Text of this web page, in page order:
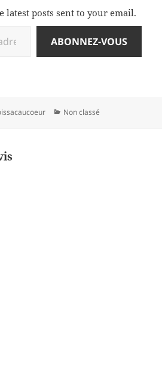
latest posts sent to your email.
ABONNEZ-VOUS
Catégories
Non classé